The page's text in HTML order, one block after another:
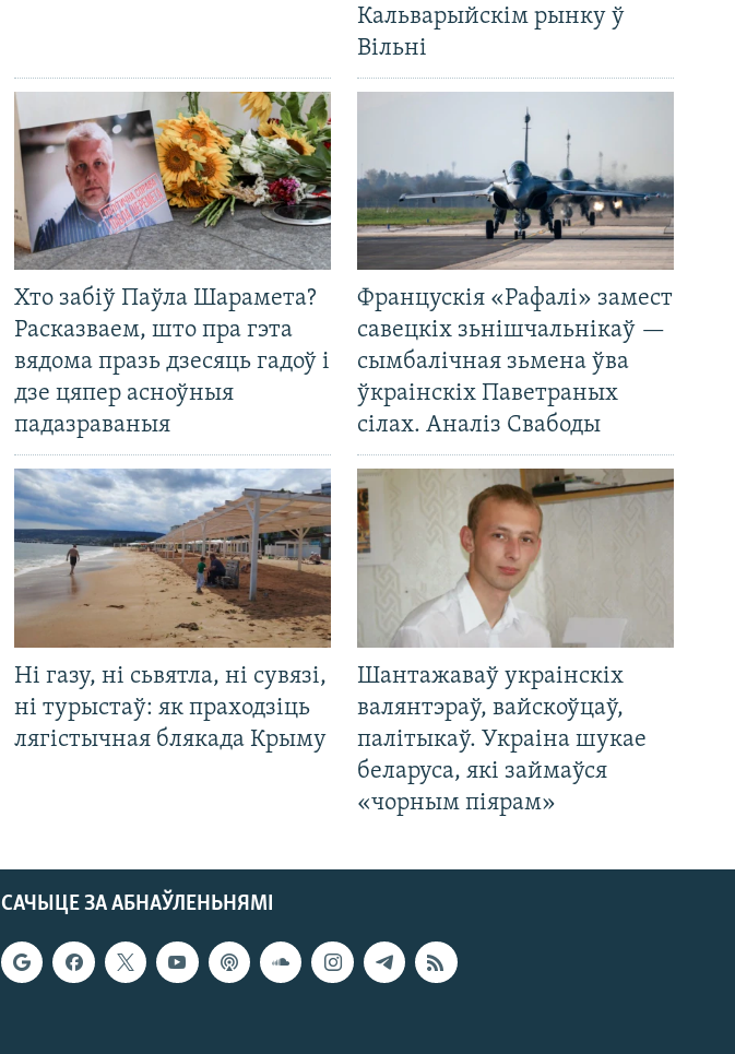
Кальварыйскім рынку ў
Вільні
Хто забіў Паўла Шарамета?
Расказваем, што пра гэта
вядома празь дзесяць гадоў і
дзе цяпер асноўныя
падазраваныя
Францускія «Рафалі» замест
савецкіх зьнішчальнікаў —
сымбалічная зьмена ўва
ўкраінскіх Паветраных
сілах. Аналіз Свабоды
Ні газу, ні сьвятла, ні сувязі,
ні турыстаў: як праходзіць
лягістычная блякада Крыму
Шантажаваў украінскіх
валянтэраў, вайскоўцаў,
палітыкаў. Украіна шукае
беларуса, які займаўся
«чорным піярам»
САЧЫЦЕ ЗА АБНАЎЛЕНЬНЯМІ